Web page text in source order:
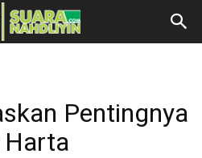
Pentingnya
Harta